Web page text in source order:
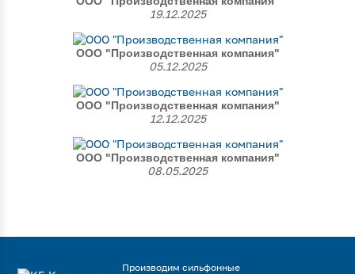
19.12.2025
ООО "Производственная компания"
05.12.2025
ООО "Производственная компания"
12.12.2025
ООО "Производственная компания"
08.05.2025
Производим сильфонные